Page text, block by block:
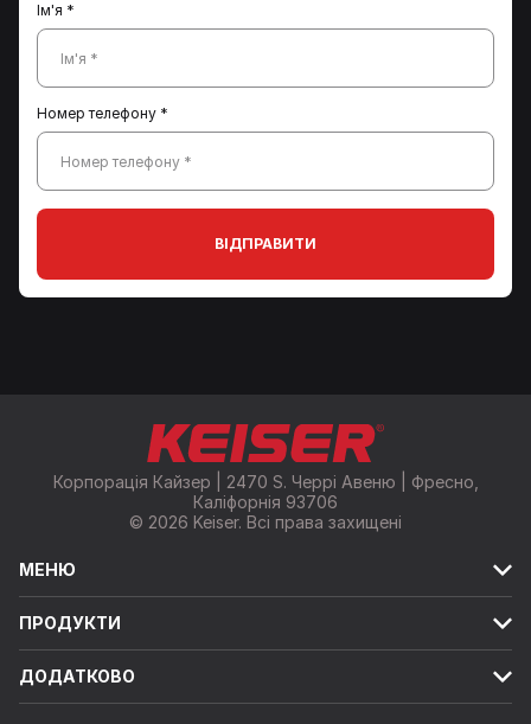
Ім'я *
Ім'я *
Номер телефону *
Номер телефону *
ВІДПРАВИТИ
Корпорація Кайзер | 2470 S. Черрі Авеню | Фресно,
Каліфорнія 93706
© 2026 Keiser. Всі права захищені
МЕНЮ
ПРОДУКТИ
ДОДАТКОВО